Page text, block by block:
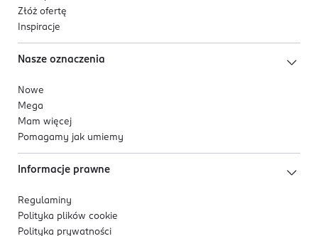
Złóż ofertę
Inspiracje
Nasze oznaczenia
Nowe
Mega
Mam więcej
Pomagamy jak umiemy
Informacje prawne
Regulaminy
Polityka plików cookie
Polityka prywatności